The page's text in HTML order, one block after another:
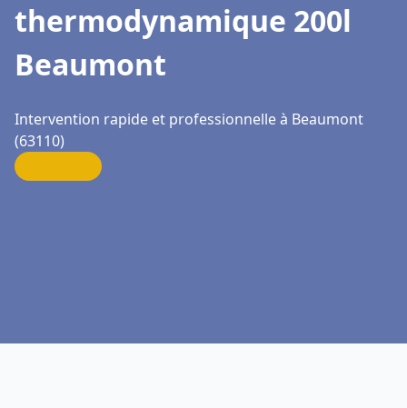
thermodynamique 200l
Beaumont
Intervention rapide et professionnelle à Beaumont
(63110)